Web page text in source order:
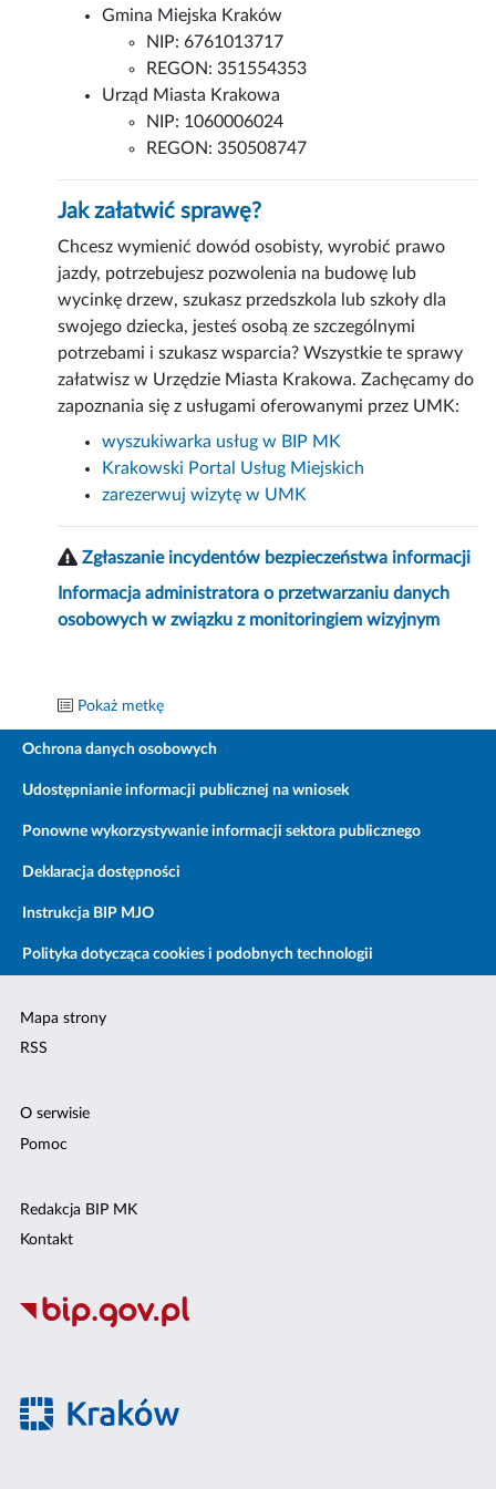
Gmina Miejska Kraków
NIP: 6761013717
REGON: 351554353
Urząd Miasta Krakowa
NIP: 1060006024
REGON: 350508747
Jak załatwić sprawę?
Chcesz wymienić dowód osobisty, wyrobić prawo
jazdy, potrzebujesz pozwolenia na budowę lub
wycinkę drzew, szukasz przedszkola lub szkoły dla
swojego dziecka, jesteś osobą ze szczególnymi
potrzebami i szukasz wsparcia? Wszystkie te sprawy
załatwisz w Urzędzie Miasta Krakowa. Zachęcamy do
zapoznania się z usługami oferowanymi przez UMK:
wyszukiwarka usług w BIP MK
Krakowski Portal Usług Miejskich
zarezerwuj wizytę w UMK
Zgłaszanie incydentów bezpieczeństwa informacji
Informacja administratora o przetwarzaniu danych
osobowych w związku z monitoringiem wizyjnym
Pokaż metkę
Ochrona danych osobowych
Udostępnianie informacji publicznej na wniosek
Ponowne wykorzystywanie informacji sektora publicznego
Deklaracja dostępności
Instrukcja BIP MJO
Polityka dotycząca cookies i podobnych technologii
Mapa strony
RSS
O serwisie
Pomoc
Redakcja BIP MK
Kontakt